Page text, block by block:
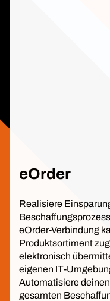
eOrder
Realisiere
eOrder-Verbindung
Produktsortiment
elektronisch
eigenen IT-
Automatisiere
gesamten